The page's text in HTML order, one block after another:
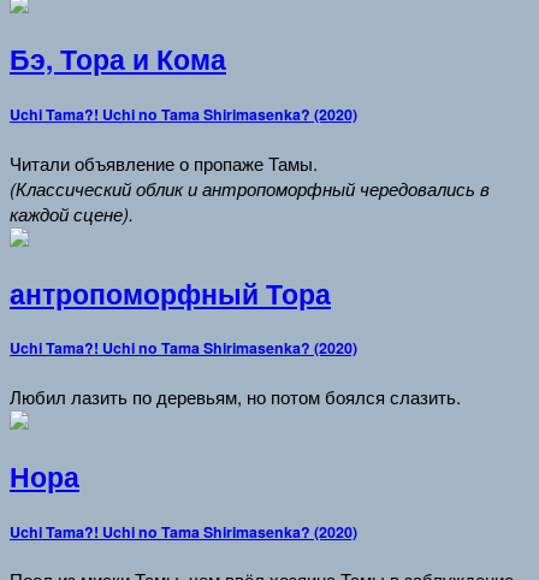
Бэ, Тора и Кома
Uchi Tama?! Uchi no Tama Shirimasenka? (2020)
Читали объявление о пропаже Тамы.
(Классический облик и антропоморфный чередовались в
каждой сцене).
антропоморфный Тора
Uchi Tama?! Uchi no Tama Shirimasenka? (2020)
Любил лазить по деревьям, но потом боялся слазить.
Нора
Uchi Tama?! Uchi no Tama Shirimasenka? (2020)